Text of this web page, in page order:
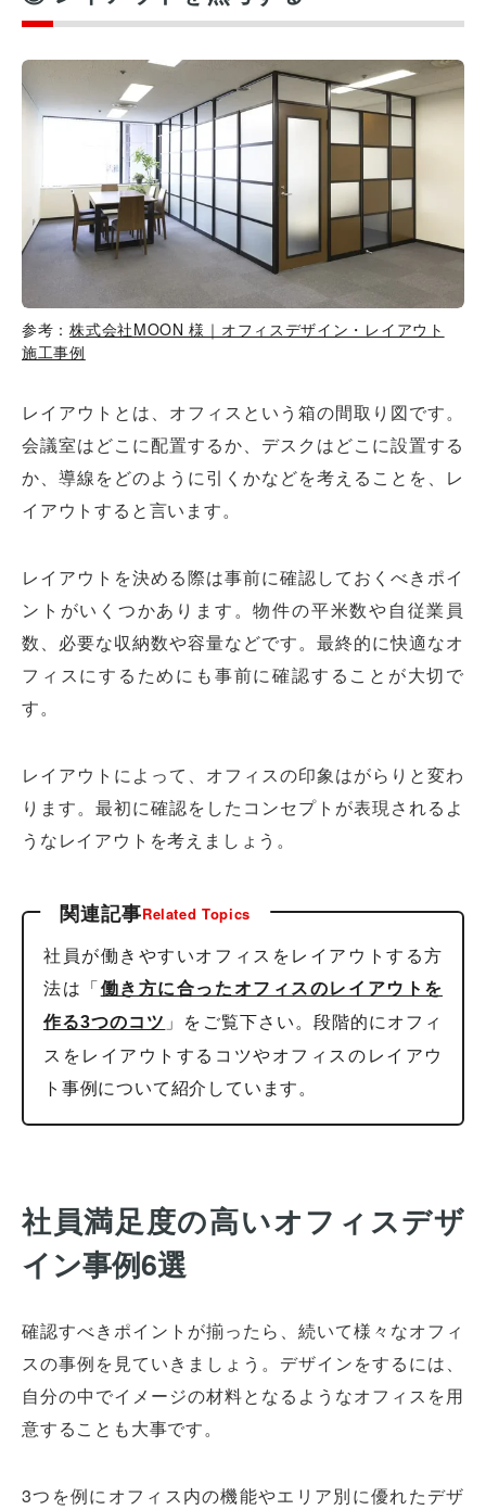
参考：株式会社MOON 様｜オフィスデザイン・レイアウト
施工事例
レイアウトとは、オフィスという箱の間取り図です。
会議室はどこに配置するか、デスクはどこに設置する
か、導線をどのように引くかなどを考えることを、レ
イアウトすると言います。
レイアウトを決める際は事前に確認しておくべきポイ
ントがいくつかあります。物件の平米数や自従業員
数、必要な収納数や容量などです。最終的に快適なオ
フィスにするためにも事前に確認することが大切で
す。
レイアウトによって、オフィスの印象はがらりと変わ
ります。最初に確認をしたコンセプトが表現されるよ
うなレイアウトを考えましょう。
関連記事Related Topics
社員が働きやすいオフィスをレイアウトする方
法は「働き方に合ったオフィスのレイアウトを
作る3つのコツ 」をご覧下さい。段階的にオフィ
スをレイアウトするコツやオフィスのレイアウ
ト事例について紹介しています。
社員満足度の高いオフィスデザ
イン事例6選
確認すべきポイントが揃ったら、続いて様々なオフィ
スの事例を見ていきましょう。デザインをするには、
自分の中でイメージの材料となるようなオフィスを用
意することも大事です。
3つを例にオフィス内の機能やエリア別に優れたデザ